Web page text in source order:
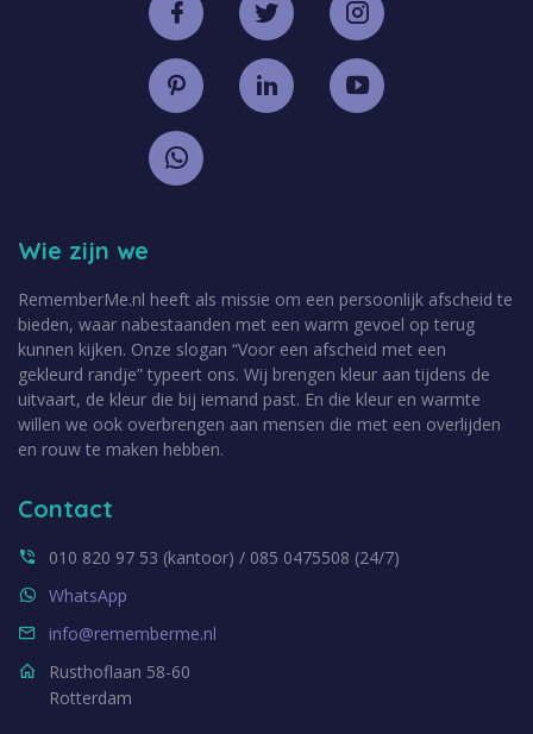
Contact
010 820 97 53 (kantoor) / 085 0475508 (24/7)
WhatsApp
info@rememberme.nl
Rusthoflaan 58-60
Rotterdam
Wie zijn we
RememberMe.nl heeft als missie om een persoonlijk afscheid te
bieden, waar nabestaanden met een warm gevoel op terug
kunnen kijken. Onze slogan “Voor een afscheid met een
gekleurd randje” typeert ons. Wij brengen kleur aan tijdens de
uitvaart, de kleur die bij iemand past. En die kleur en warmte
willen we ook overbrengen aan mensen die met een overlijden
en rouw te maken hebben.